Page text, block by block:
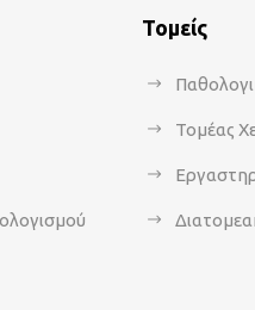
Τομείς
Τομέας